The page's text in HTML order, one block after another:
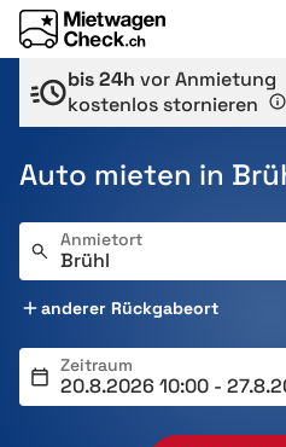
bis 24h vor Anmietung
kostenlos stornieren
Auto mieten in
Anmietort
anderer Rückgabeort
Zeitraum